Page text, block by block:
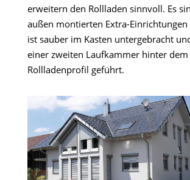
erweitern den Rollladen sinnvoll. Es
außen montierten Extra-
ist sauber im Kasten untergebracht
einer zweiten Laufkammer hinter dem
Rollladenprofil geführt.